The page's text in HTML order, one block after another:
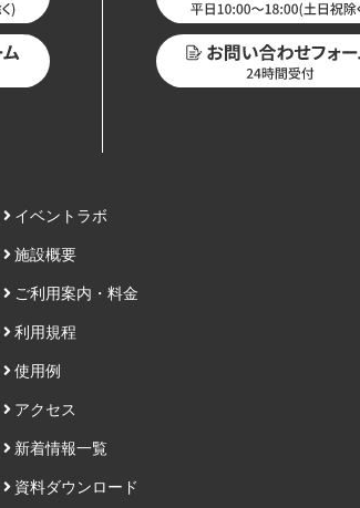
イベントラボ
施設概要
ご利用案内・料金
利用規程
使用例
アクセス
新着情報一覧
資料ダウンロード